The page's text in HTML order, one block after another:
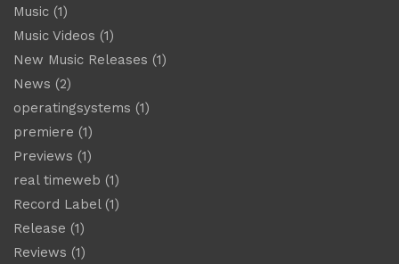
Music (1)
Music Videos (1)
New Music Releases (1)
News (2)
operatingsystems (1)
premiere (1)
Previews (1)
real timeweb (1)
Record Label(1)
Release (1)
Reviews (1)